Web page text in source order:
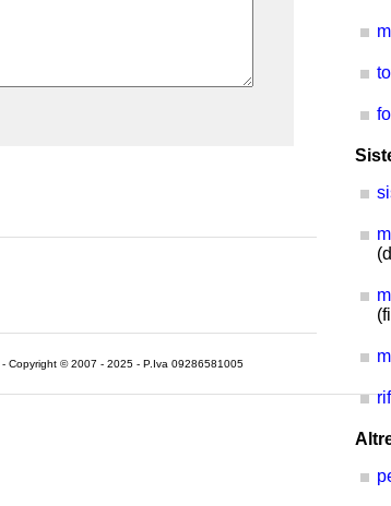
- Copyright © 2007 - 2025 - P.Iva 09286581005